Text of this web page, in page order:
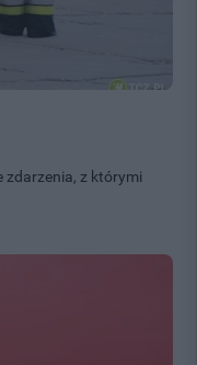
zdarzenia, z którymi